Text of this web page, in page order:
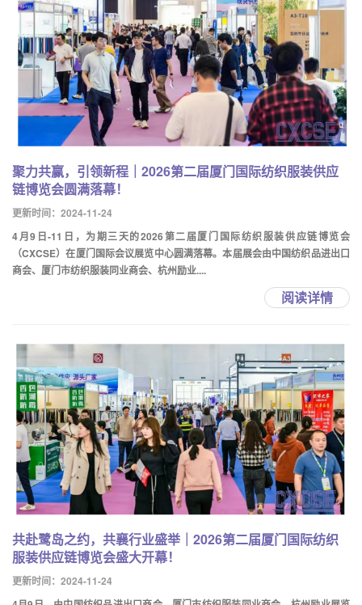
聚力共赢，引领新程｜2026第二届厦门国际纺织服装供应
链博览会圆满落幕！
更新时间：2024-11-24
4月9日-11日，为期三天的2026第二届厦门国际纺织服装供应链博览会
（CXCSE）在厦门国际会议展览中心圆满落幕。本届展会由中国纺织品进出口
商会、厦门市纺织服装同业商会、杭州励业....
阅读详情
共赴鹭岛之约，共襄行业盛举｜2026第二届厦门国际纺织
服装供应链博览会盛大开幕！
更新时间：2024-11-24